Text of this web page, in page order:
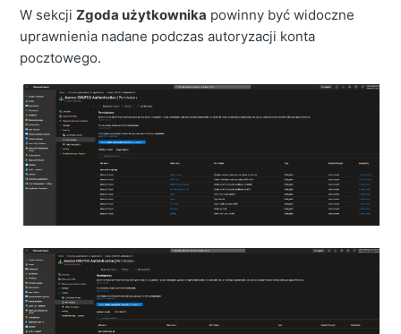
W sekcjiZgoda użytkownika powinny być widoczne
uprawnienia nadane podczas autoryzacji konta
pocztowego.